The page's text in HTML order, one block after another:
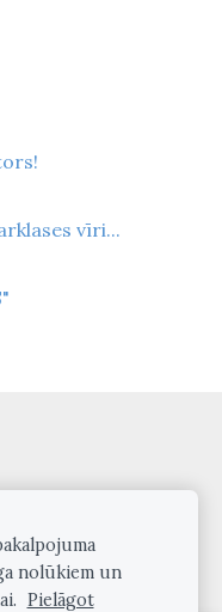
vīri...
nolūkiem un
Pielāgot